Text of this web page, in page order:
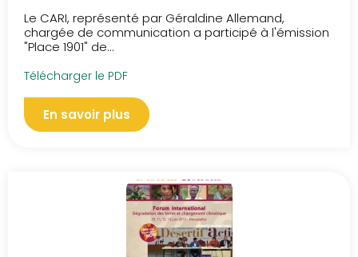
ce que c’est?
Le CARI, représenté par Géraldine Allemand,
chargée de communication a participé à l'émission
"Place 1901" de...
Télécharger le PDF
En savoir plus